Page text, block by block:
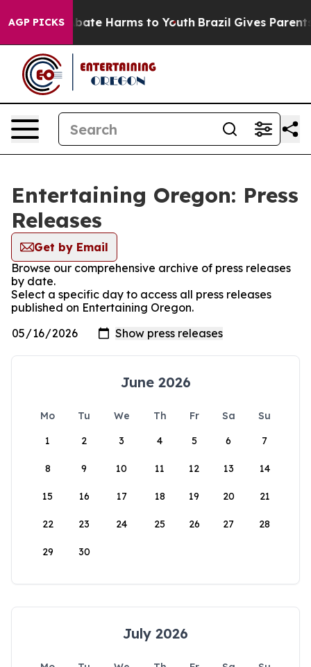
AGP PICKS
Fund to Abate Harms to Youth Brazil Gives Parents
Entertaining Oregon: Press
Releases
Get by Email
Browse our comprehensive archive of press releases
by date.
Select a specific day to access all press releases
published on Entertaining Oregon.
June 2026
Mo Tu We Th Fr Sa
Su
1
2 3 4 5 6 7
8 9 10 11 12 13 14
15 16 17 18 19 20 21
22 23 24 25 26 27 28
29 30
July 2026